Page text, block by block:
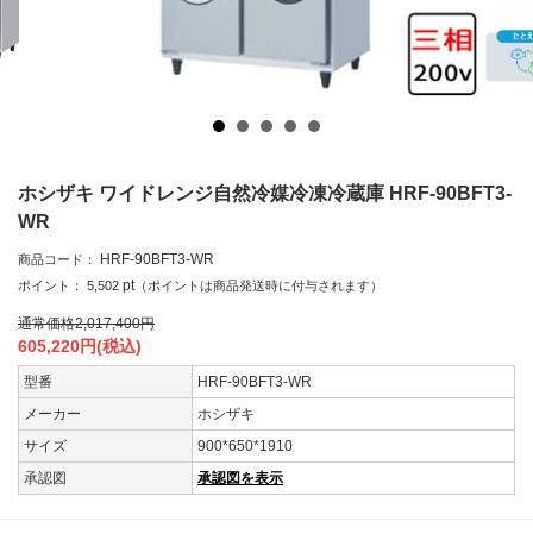
ホシザキ ワイドレンジ自然冷媒冷凍冷蔵庫 HRF-90BFT3-
WR
商品コード： HRF-90BFT3-WR
ポイント： 5,502 pt （ポイントは商品発送時に付与されます）
通常価格2,017,400円
605,220円(税込)
型番
HRF-90BFT3-WR
メーカー
ホシザキ
サイズ
900*650*1910
承認図
承認図を表示